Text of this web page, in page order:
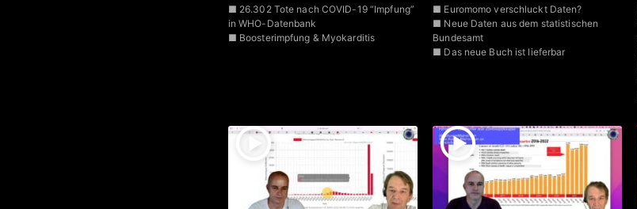
■ 26.302 Tote nach COVID-19 “Impfung”
in WHO-Datenbank
■ Boosterimpfung & Myokarditis
■ Euromomo verschluckt Daten?
■ Neue Daten aus dem statistischen
Bundesamt
■ Das neue Buch ist lieferbar